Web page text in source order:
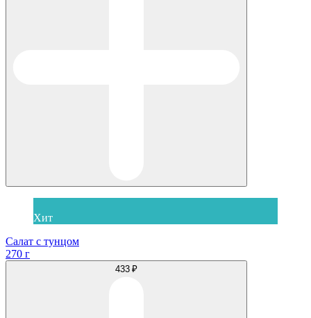
Хит
Салат с тунцом
270 г
433 ₽